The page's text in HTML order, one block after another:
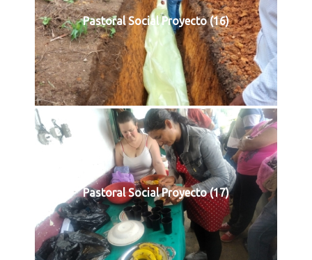
Pastoral Social Proyecto (16)
Pastoral Social Proyecto (17)